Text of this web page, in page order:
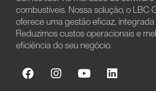
combustíveis. Nossa solução, o LBC
oferece uma gestão eficaz, integrada
Reduzimos custos operacionais e
eficiência do seu negócio.